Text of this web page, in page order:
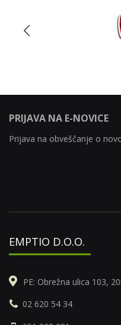
PRIJAVA NA E-NOVICE
Prijava na obveščanje o
EMPTIO D.O.O.
PE: Obrežna ulica 103,
02 620 54 34